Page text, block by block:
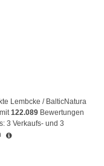
Lembcke / BalticNatura
mit122.089 Bewertungen
3 Verkaufs- und 3